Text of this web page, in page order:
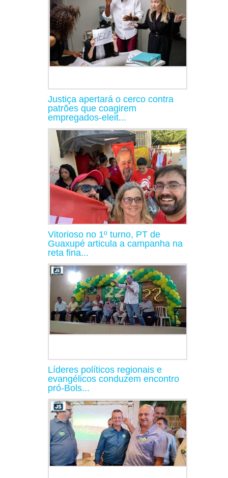
Justiça apertará o cerco contra
patrões que coagirem
empregados-eleit...
Vitorioso no 1º turno, PT de
Guaxupé articula a campanha na
reta fina...
Líderes políticos regionais e
evangélicos conduzem encontro
pró-Bols...